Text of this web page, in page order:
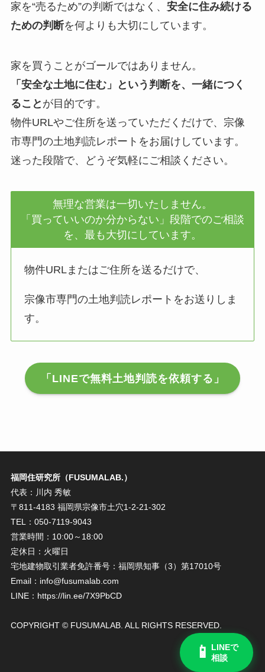
家を“売るため”の判断ではなく、 安全に住み続ける
ための判断を何よりも大切にしています。
家を買うことがゴールではありません。
「安全な土地に住む」という判断を、一緒につく
ること が目的です。
物件URLやご住所を送っていただくだけで、宗像
市専門の土地判読レポートをお届けしています。
迷った段階で、どうぞ気軽にご相談ください。
無理な営業は一切いたしません。
「買っていいのか分からない」段階でのご相談
を、最も大切にしています。
物件URLまたはご住所を送るだけで、
宗像市専門の土地判読レポートをお送りしま
す。
「LINEで無料土地判読を依頼する」
福岡住研究所（FUSUMALAB.）
代表：川内 秀敏
〒811-4183 福岡県宗像市土穴1-2-21-302
TEL：050-7119-9043
営業時間：10:00～18:00
定休日：火曜日
宅地建物取引業者免許番号：福岡県知事（3）第17010号
Email：info@fusumalab.com
LINE：https://lin.ee/7X9PbCD
COPYRIGHT © FUSUMALAB. ALL RIGHTS RESERVED.
📱
LINEで
相談